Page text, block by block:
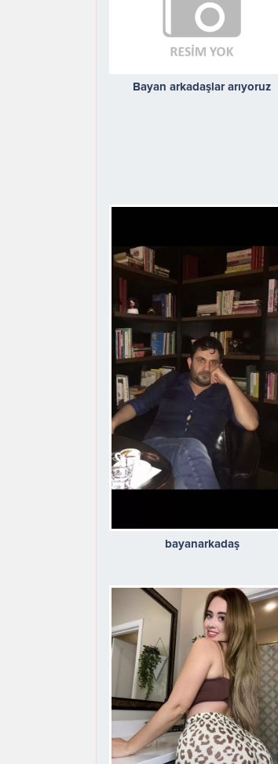
Bayan arkadaşlar arıyoruz
bayanarkadaş